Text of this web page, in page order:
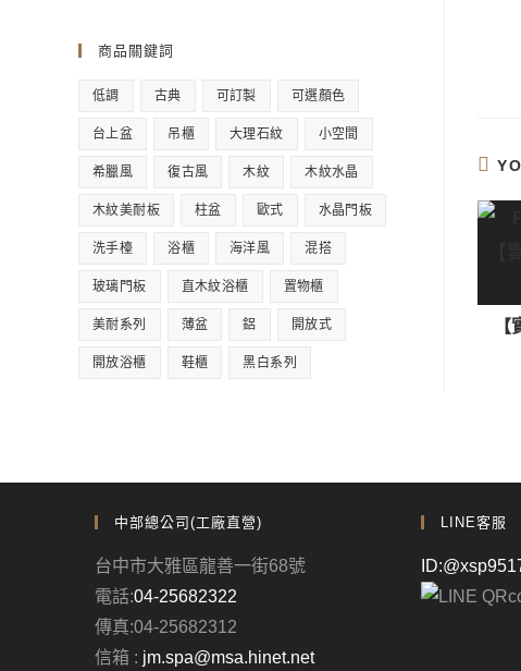
商品關鍵詞
低調 古典 可訂製 可選顏色
台上盆 吊櫃 大理石紋 小空間
希臘風 復古風 木紋 木紋水晶
木紋美耐板 柱盆 歐式 水晶門板
洗手檯 浴櫃 海洋風 混搭
玻璃門板 直木紋浴櫃 置物櫃
美耐系列 薄盆 鋁 開放式
開放浴櫃 鞋櫃 黑白系列
中部總公司(工廠直營)
台中市大雅區龍善一街68號
電話:04-25682322
傳真:04-25682312
信箱 : jm.spa@msa.hinet.net
LINE客服